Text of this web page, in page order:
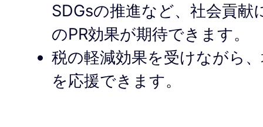
SDGsの推進など、社会貢献
のPR効果が期待できます。
税の軽減効果を受けながら
を応援できます。